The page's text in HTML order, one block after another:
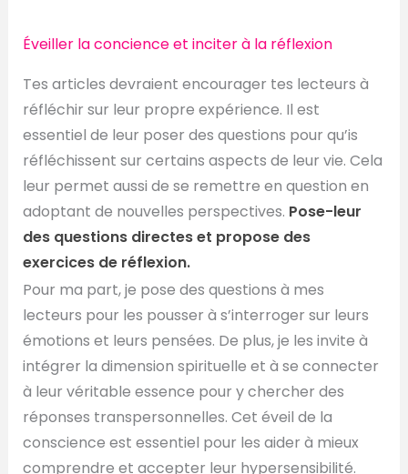
Éveiller la concience et inciter à la réflexion
Tes articles devraient encourager tes lecteurs à
réfléchir sur leur propre expérience. Il est
essentiel de leur poser des questions pour qu’is
réfléchissent sur certains aspects de leur vie. Cela
leur permet aussi de se remettre en question en
adoptant de nouvelles perspectives. Pose-leur
des questions directes et propose des
exercices de réflexion.
Pour ma part, je pose des questions à mes
lecteurs pour les pousser à s’interroger sur leurs
émotions et leurs pensées. De plus, je les invite à
intégrer la dimension spirituelle et à se connecter
à leur véritable essence pour y chercher des
réponses transpersonnelles. Cet éveil de la
conscience est essentiel pour les aider à mieux
comprendre et accepter leur hypersensibilité​.